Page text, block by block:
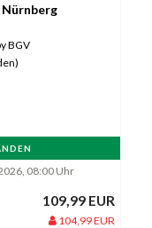
Nürnberg
BGV
08:00 Uhr
109,99 EUR
104,99 EUR